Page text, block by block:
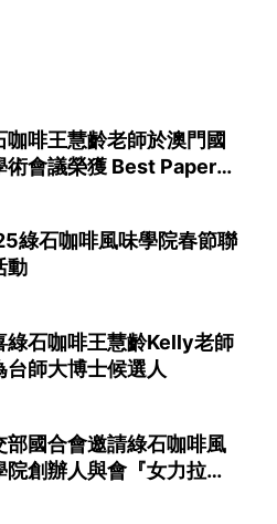
咖啡王慧齡老師於澳門國
術會議榮獲 Best Paper
綠石咖啡風味學院春節聯
動
綠石咖啡王慧齡Kelly老師
台師大博士候選人
部國合會邀請綠石咖啡風
院創辦人與會『女力拉美